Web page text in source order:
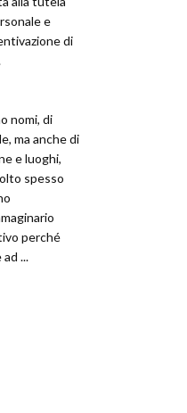
e
di
nomi, di
ma anche di
e luoghi,
spesso
perché
...